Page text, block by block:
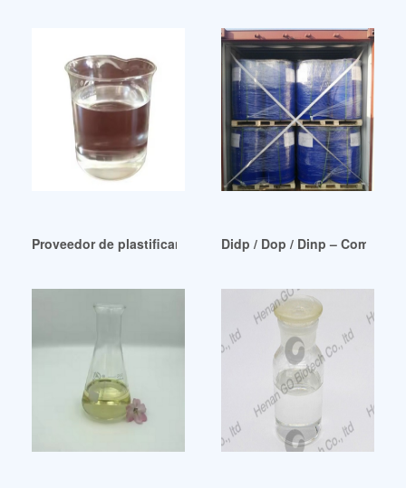
Proveedor de plastificantes de venta caliente en Guatemala
Didp / Dop / Dinp – Comprar